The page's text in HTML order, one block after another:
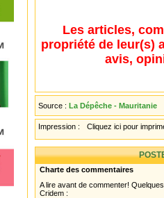
Les articles,
propriété de leur(s)
avis,
Source : La Dépêche - Mauritanie
Impression : Cliquez ici pour
Charte des commentaires
A lire avant de commenter!
Cridem :